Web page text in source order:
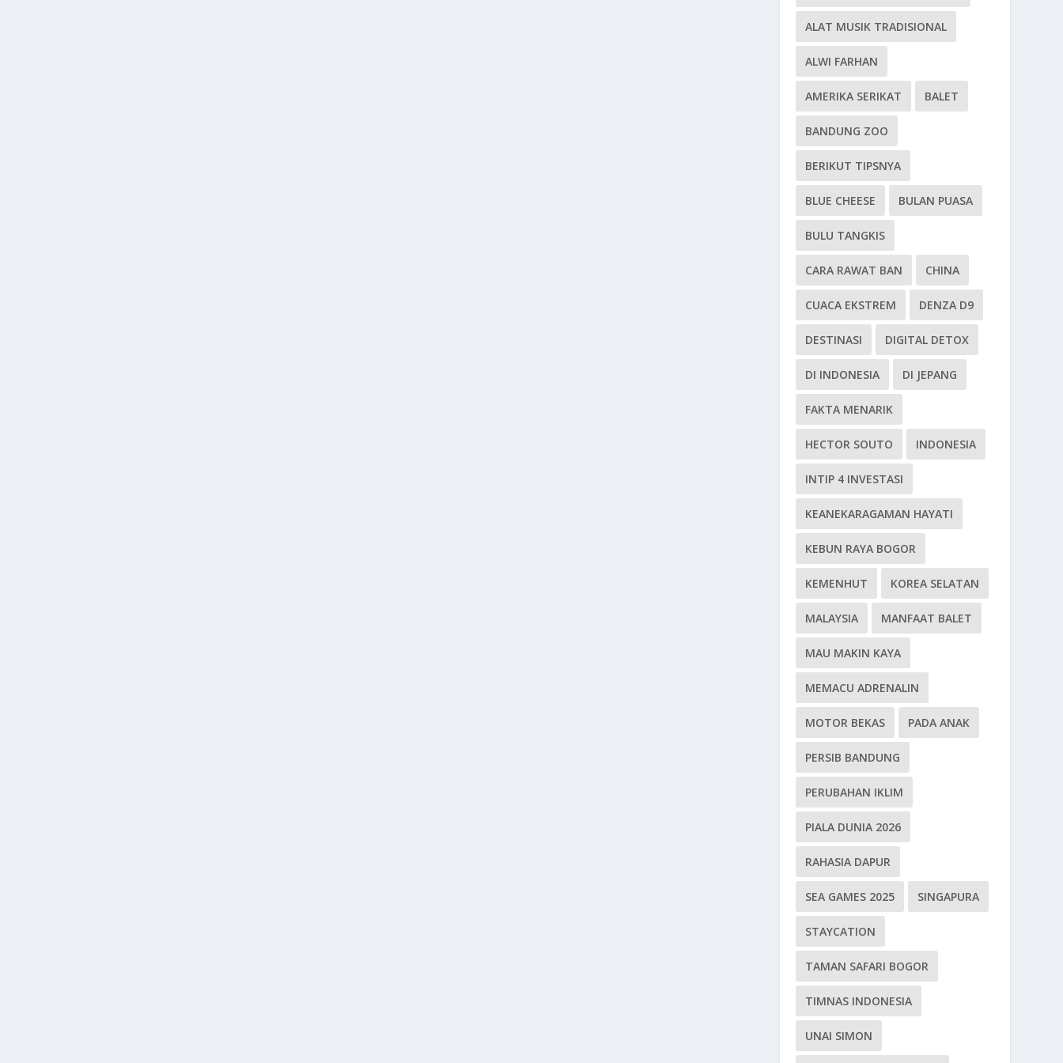
ALAT MUSIK TRADISIONAL
ALWI FARHAN
AMERIKA SERIKAT BALET
BANDUNG ZOO
BERIKUT TIPSNYA
BLUE CHEESE BULAN PUASA
BULU TANGKIS
CARA RAWAT BAN CHINA
CUACA EKSTREM DENZA D9
DESTINASI DIGITAL DETOX
DI INDONESIA DI JEPANG
FAKTA MENARIK
HECTOR SOUTO INDONESIA
INTIP 4 INVESTASI
KEANEKARAGAMAN HAYATI
KEBUN RAYA BOGOR
KEMENHUT KOREA SELATAN
MALAYSIA MANFAAT BALET
MAU MAKIN KAYA
MEMACU ADRENALIN
MOTOR BEKAS PADA ANAK
PERSIB BANDUNG
PERUBAHAN IKLIM
PIALA DUNIA 2026
RAHASIA DAPUR
SEA GAMES 2025 SINGAPURA
STAYCATION
TAMAN SAFARI BOGOR
TIMNAS INDONESIA
UNAI SIMON